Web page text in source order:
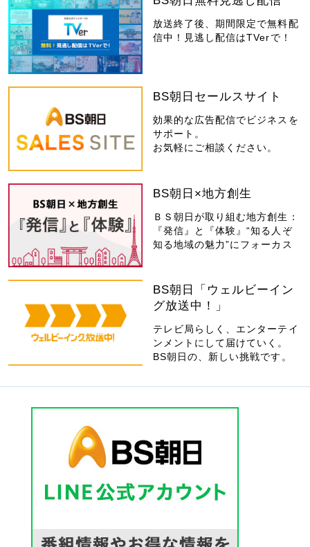
放送終了後、期間限定で無料配
信中！見逃し配信はTVerで！
BS朝日セールスサイト
効果的な広告配信でビジネスを
サポート。
お気軽にご相談ください。
BS朝日×地方創生
ＢＳ朝日が取り組む地方創生：
『発信』と『体験』“知る人ぞ
知る地域の魅力”にフォーカス
BS朝日「ウェルビーイン
グ放送中！」
テレビ局らしく、エンターテイ
ンメントにして届けていく。
BS朝日の、新しい挑戦です。